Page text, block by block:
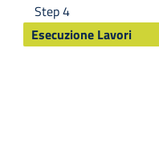
Step 4
Esecuzione Lavori